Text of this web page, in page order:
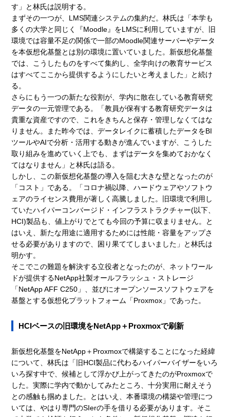
す」と林氏は説明する。
まずその一つが、LMS関連システムの集約だ。林氏は「本学も
多くの大学と同じく『Moodle』をLMSに利用していますが、旧
環境では容量不足の関係で一部のMoodle関連サーバーやデータ
を本仮想化基盤とは別の環境に置いていました。新仮想化基盤
では、こうしたものをすべて集約し、全学向けの教育サービス
はすべてここから提供するようにしたいと考えました」と続け
る。
さらにもう一つの新たな役割が、学内に散在している教育研究
データの一元管理である。「教員が保有する教育研究データは
貴重な資産ですので、これをきちんと保存・管理しなくてはな
りません。また昨今では、データレイクに蓄積したデータをBI
ツールやAIで分析・活用する動きが進んでいますが、こうした
取り組みを進めていく上でも、まずはデータを集めておかなく
てはなりません」と林氏は語る。
しかし、この新仮想化基盤の導入を阻む大きな壁となったのが
「コスト」である。「コロナ禍以降、ハードウェアやソフトウ
ェアのライセンス費用が著しく高騰しました。旧環境で利用し
ていたハイパーコンバージド・インフラストラクチャー(以下、
HCI)製品も、値上がりでとても今回の予算に収まりません。と
はいえ、新たな用途に適用するためには性能・容量をアップさ
せる必要がありますので、困り果ててしまいました」と林氏は
明かす。
そこでこの難題を解決する立役者となったのが、ネットワール
ドが提供するNetApp社製オールフラッシュ・ストレージ
「NetApp AFF C250」、並びにオープンソースソフトウェアを
基盤とする仮想化プラットフォーム「Proxmox」であった。
HCIベースの旧環境をNetApp＋Proxmoxで刷新
新仮想化基盤をNetApp＋Proxmoxで構築することになった経緯
について、林氏は「旧HCI製品に代わるハイパーバイザーをいろ
いろ探す中で、候補として浮かび上がってきたのがProxmoxで
した。実際に学内で動かしてみたところ、十分実用に耐えそう
との感触も掴めました。とはいえ、本番環境の構築や管理につ
いては、やはり専門のSIerの手を借りる必要があります。そこ